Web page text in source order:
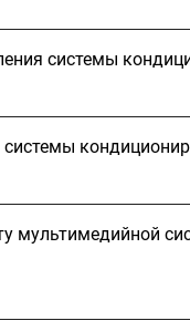
системы
мультимедийной